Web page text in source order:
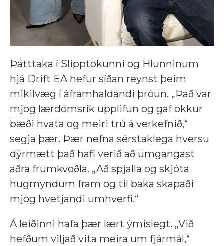
Þátttaka í Slipptökunni og Hlunninum
hjá Drift EA hefur síðan reynst þeim
mikilvæg í áframhaldandi þróun. „Það var
mjög lærdómsrík upplifun og gaf okkur
bæði hvata og meiri trú á verkefnið,“
segja þær. Þær nefna sérstaklega hversu
dýrmætt það hafi verið að umgangast
aðra frumkvöðla. „Að spjalla og skjóta
hugmyndum fram og til baka skapaði
mjög hvetjandi umhverfi.“
Á leiðinni hafa þær lært ýmislegt. „Við
hefðum viljað vita meira um fjármál,“